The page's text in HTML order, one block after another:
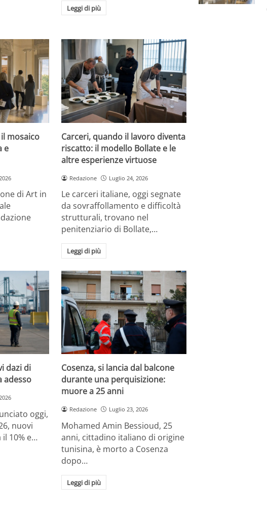
Leggi di più
mosaico
e
di Art in
Carceri, quando il lavoro diventa
riscatto: il modello Bollate e le
altre esperienze virtuose
Redazione Luglio 24, 2026
Le carceri italiane, oggi segnate
da sovraffollamento e difficoltà
strutturali, trovano nel
penitenziario di Bollate,…
Leggi di più
dazi di
adesso
oggi,
nuovi
10% e…
Cosenza, si lancia dal balcone
durante una perquisizione:
muore a 25 anni
Redazione Luglio 23, 2026
Mohamed Amin Bessioud, 25
anni, cittadino italiano di origine
tunisina, è morto a Cosenza
dopo…
Leggi di più